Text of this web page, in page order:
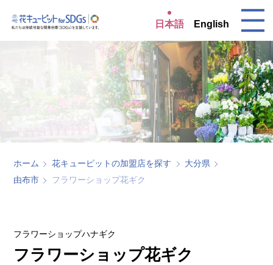
日本語 English
ホーム 花キューピットの加盟店を探す
大分県
由布市
フラワーショップ花ギク
フラワーショップハナギク
フラワーショップ花ギク